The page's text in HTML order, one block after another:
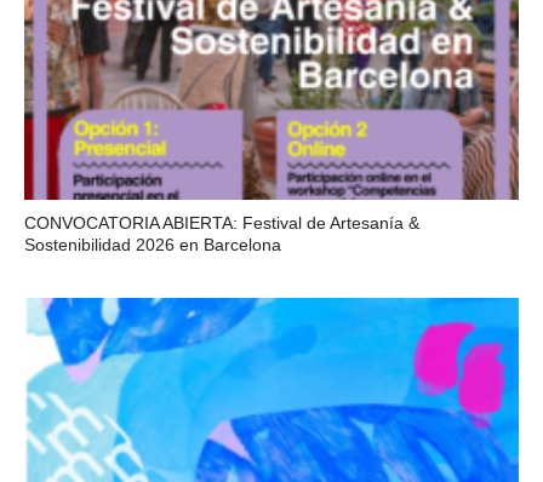
CONVOCATORIA ABIERTA: Festival de Artesanía &
Sostenibilidad 2026 en Barcelona